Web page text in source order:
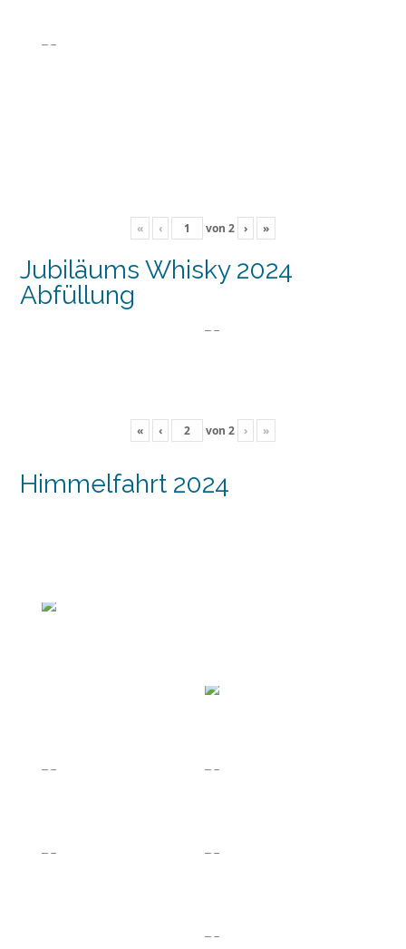
« ‹ von 2 › »
Jubiläums Whisky 2024
Abfüllung
« ‹ von 2 › »
Himmelfahrt 2024